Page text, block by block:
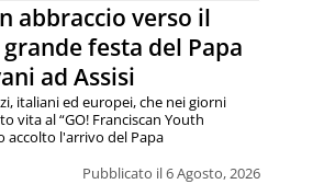
abbraccio verso il
festa del Papa
ad Assisi
Pubblicato il 6 Agosto, 2026
italiani ed europei, che nei giorni
vita al “GO! Franciscan Youth
accolto l'arrivo del Papa